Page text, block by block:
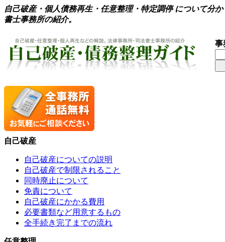
自己破産・個人債務再生・任意整理・特定調停 について分
書士事務所の紹介。
事
自己破産
自己破産についての説明
自己破産で制限されること
同時廃止について
免責について
自己破産にかかる費用
必要書類など用意するもの
全手続き完了までの流れ